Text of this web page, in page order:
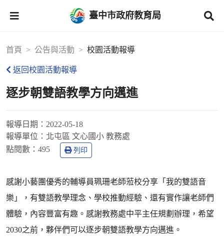
臺中市政府教育局
首頁 公告與活動 校園活動報導
返回校園活動報導
逐步朝雙語教學方向邁進
報導日期： 2022-05-18
報導單位： 北屯區 文心國小 教務處
點閱數： 495 列印
感謝小藝團優秀的輔導員珮珊老師蒞校分享「我的雙語音
樂」，有雙語教學理念、學校推動經驗、還有實作讓老師們
體驗，內容豐富有趣。感謝教務處中平主任規劃辦理，希望
2030之前，夥伴們可以逐步朝雙語教學方向邁進。